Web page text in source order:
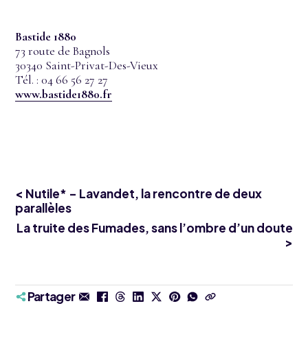
Bastide 1880
73 route de Bagnols
30340 Saint-Privat-Des-Vieux
Tél. : 04 66 56 27 27
www.bastide1880.fr
< Nutile* – Lavandet, la rencontre de deux
parallèles
La truite des Fumades, sans l’ombre d’un doute
>
Partager